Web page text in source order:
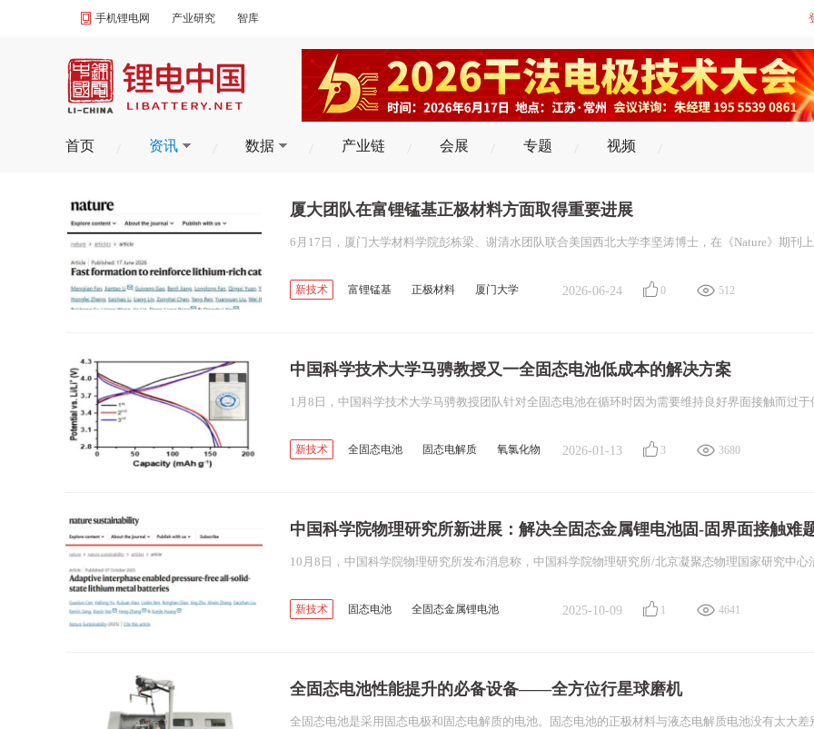
手机锂电网 产业研究 智库
首页 资讯 数据 产业链 会展 专题 视频
厦大团队在富锂锰基正极材料方面取得重要进展
新技术 富锂锰基 正极材料
厦门大学
2026-06-24 0 512
中国科学技术大学马骋教授又一全固态电池低成本的解决方案
新技术 全固态电池 固态电解质
氧氯化物
2026-01-13 3 3680
中国科学院物理研究所新进展：解决全固态金属锂电池固-固界面接触难
新技术 固态电池
全固态金属锂电池
2025-10-09 1 4641
全固态电池性能提升的必备设备——全方位行星球磨机